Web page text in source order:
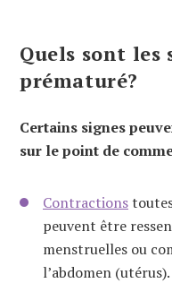
Quels sont
prématuré?
Certains signes
sur le point de
Contractions
peuvent être
menstruelles ou
l’abdomen (utérus).